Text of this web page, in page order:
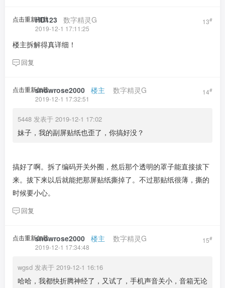
点击重新加载 13#
HD123 数字精灵G
2019-12-1 17:11:25
楼主拆解得真详细！
回复
点击重新加载 14#
snowrose2000 楼主 数字精灵G
2019-12-1 17:32:51
5448 发表于 2019-12-1 17:02
妹子，我的副屏贴纸也歪了，你搞好没？
搞好了啊。拆了编码开关外圈，然后那个透明的罩子能直接拔下
来。拔下来以后就能把那屏贴纸撕掉了。不过那贴纸很薄，撕的
时候要小心。
回复
点击重新加载 15#
snowrose2000 楼主 数字精灵G
2019-12-1 17:34:48
wgsd 发表于 2019-12-1 16:16
哈哈，我都快折腾神经了，又试了，手机声音关小，音箱无论